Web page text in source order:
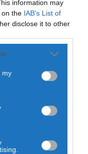
information may
on the IAB’s List of
disclose it to other
my
crianças,
mais
das Crianças da
transversal,
infância, com
cultura, na
a natureza.
Brincar, a 28 de
no Parque
de crianças dos
com a